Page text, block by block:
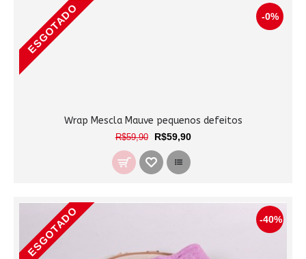
-0%
ESGOTADO
Wrap Mescla Mauve pequenos defeitos
R$59,90 R$59,90
-40%
ESGOTADO